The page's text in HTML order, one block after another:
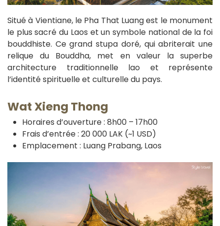
Situé à Vientiane, le Pha That Luang est le monument
le plus sacré du Laos et un symbole national de la foi
bouddhiste. Ce grand stupa doré, qui abriterait une
relique du Bouddha, met en valeur la superbe
architecture traditionnelle lao et représente
l’identité spirituelle et culturelle du pays.
Wat Xieng Thong
Horaires d’ouverture : 8h00 – 17h00
Frais d’entrée : 20 000 LAK (~1 USD)
Emplacement : Luang Prabang, Laos